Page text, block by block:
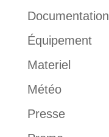
Documentation
Équipement
Materiel
Météo
Presse